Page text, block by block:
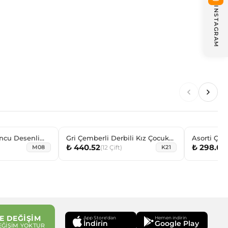
Desenli
M08
Gri Çemberli Derbili Kız Çocuk
Dizaltı Çorabı
₺ 440.52(12 Çift) K21
Asorti
Sneaker
₺ 298.08
DEĞİŞİM
YOKTUR
App Store'dan
İndirin
Hemen indirin
Google Play
INSTAGRAM